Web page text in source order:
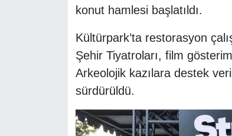
konut hamlesi başlatıldı.
Kültürpark’ta restorasyon
Şehir Tiyatroları, film
Arkeolojik kazılara destek
sürdürüldü.